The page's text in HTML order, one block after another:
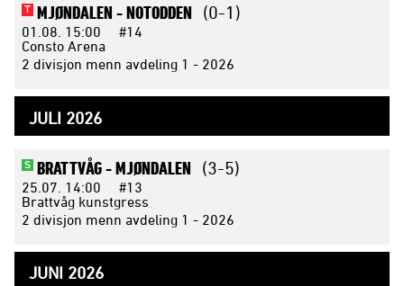
T MJØNDALEN -NOTODDEN (0-1)
01.08. 15:00
#14
Consto Arena
2 divisjon menn avdeling 1 - 2026
JULI 2026
S BRATTVÅG -MJØNDALEN (3-5)
25.07. 14:00
#13
Brattvåg kunstgress
2 divisjon menn avdeling 1 - 2026
JUNI 2026